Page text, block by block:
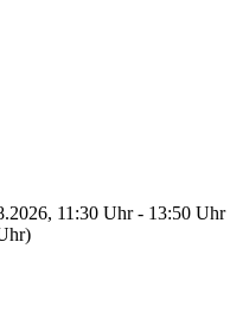
11:30 Uhr - 13:50 Uhr